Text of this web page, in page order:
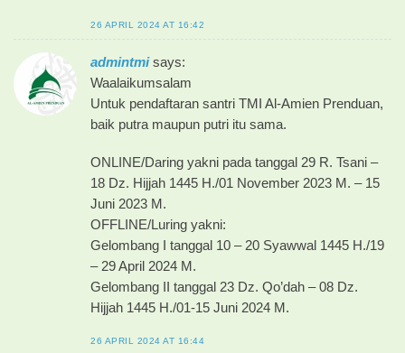
26 APRIL 2024 AT 16:42
admintmi says:
Waalaikumsalam
Untuk pendaftaran santri TMI Al-Amien Prenduan,
baik putra maupun putri itu sama.
ONLINE/Daring yakni pada tanggal 29 R. Tsani –
18 Dz. Hijjah 1445 H./01 November 2023 M. – 15
Juni 2023 M.
OFFLINE/Luring yakni:
Gelombang I tanggal 10 – 20 Syawwal 1445 H./19
– 29 April 2024 M.
Gelombang II tanggal 23 Dz. Qo’dah – 08 Dz.
Hijjah 1445 H./01-15 Juni 2024 M.
26 APRIL 2024 AT 16:44